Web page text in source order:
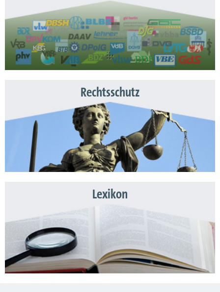
Rechtsschutz
Lexikon